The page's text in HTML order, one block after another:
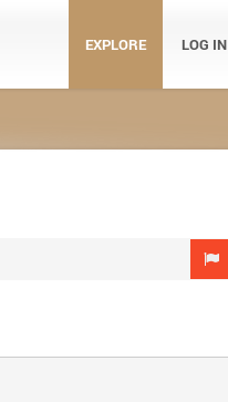
EXPLORE LOG IN